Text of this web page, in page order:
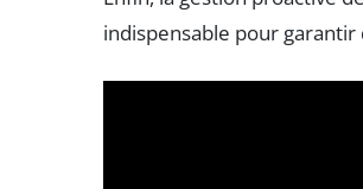
indispensable pour